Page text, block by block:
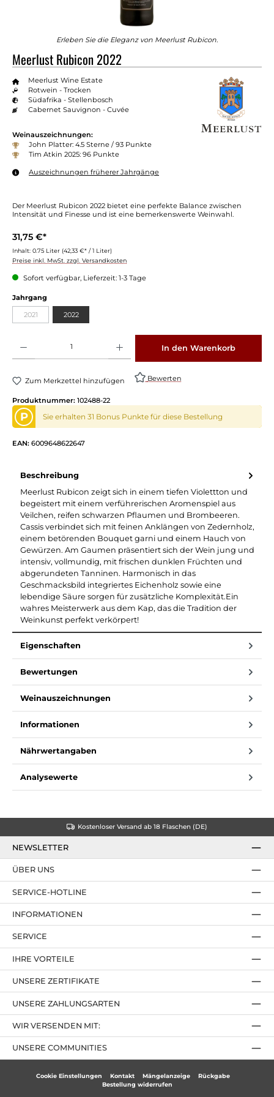
Erleben Sie die Eleganz von Meerlust Rubicon.
Meerlust Rubicon 2022
Meerlust Wine Estate
Rotwein - Trocken
Südafrika - Stellenbosch
Cabernet Sauvignon - Cuvée
Weinauszeichnungen:
John Platter: 4.5 Sterne / 93 Punkte
Tim Atkin 2025: 96 Punkte
Auszeichnungen früherer Jahrgänge
Der Meerlust Rubicon 2022 bietet eine perfekte Balance zwischen
Intensität und Finesse und ist eine bemerkenswerte Weinwahl.
31,75 €*
Inhalt: 0.75 Liter (42,33 €* / 1 Liter)
Preise inkl. MwSt. zzgl. Versandkosten
Sofort verfügbar, Lieferzeit: 1-3 Tage
Jahrgang
2021(Diese Option ist zurzeit nicht verfügbar.)
2022
In den Warenkorb
Zum Merkzettel hinzufügen Bewerten
Produktnummer: 102488-22
P Sie erhalten 31 Bonus Punkte für diese Bestellung
EAN: 6009648622647
Beschreibung
Meerlust Rubicon zeigt sich in einem tiefen Violettton und
begeistert mit einem verführerischen Aromenspiel aus
Veilchen, reifen schwarzen Pflaumen und Brombeeren.
Cassis verbindet sich mit feinen Anklängen von Zedernholz,
einem betörenden Bouquet garni und einem Hauch von
Gewürzen. Am Gaumen präsentiert sich der Wein jung und
intensiv, vollmundig, mit frischen dunklen Früchten und
abgerundeten Tanninen. Harmonisch in das
Geschmacksbild integriertes Eichenholz sowie eine
lebendige Säure sorgen für zusätzliche Komplexität.Ein
wahres Meisterwerk aus dem Kap, das die Tradition der
Weinkunst perfekt verkörpert!
Eigenschaften
Bewertungen
Weinauszeichnungen
Informationen
Nährwertangaben
Analysewerte
Kostenloser Versand ab 18 Flaschen (DE)
NEWSLETTER
SERVICE-HOTLINE
IHRE VORTEILE
UNSERE ZAHLUNGSARTEN
ÜBER UNS
UNSERE ZERTIFIKATE
INFORMATIONEN
SERVICE
UNSERE COMMUNITIES
WIR VERSENDEN MIT:
Cookie Einstellungen Kontakt Mängelanzeige
Rückgabe
Bestellung widerrufen